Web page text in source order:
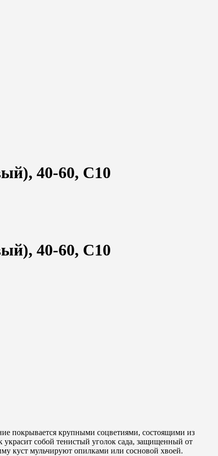
40-60, C10
40-60, C10
покрывается крупными соцветиями, состоящими из
собой тенистый уголок сада, защищенный от
куст мульчируют опилками или сосновой хвоей.